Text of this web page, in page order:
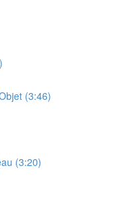
(3:46)
(3:20)